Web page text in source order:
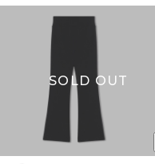
SOLD OUT